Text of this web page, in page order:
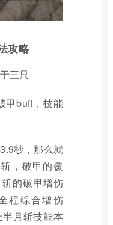
攻略
三只
甲buff，技能
秒，那么就
，破甲的覆
的破甲增伤
程综合增伤
月斩技能本